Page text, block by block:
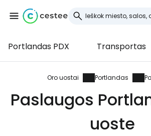
Portlandas PDX Transportas
Oro uostai Portlandas
Paslaugos
uoste
Prisijunkite prie
Cestee
... pasaulinė kelionių